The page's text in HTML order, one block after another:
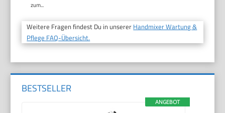
zum...
Weitere Fragen findest Du in unserer Handmixer Wartung &
Pflege FAQ-Übersicht.
BESTSELLER
ANGEBOT